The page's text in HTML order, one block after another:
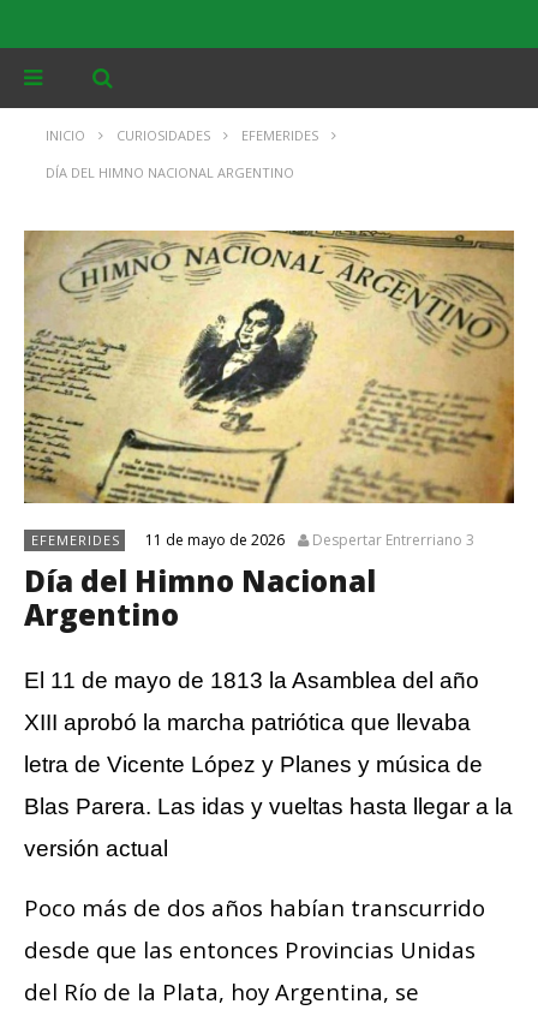
INICIO CURIOSIDADES EFEMERIDES
DÍA DEL HIMNO NACIONAL ARGENTINO
EFEMERIDES 11 de mayo de 2026 Despertar Entrerriano 3
Día del Himno Nacional
Argentino
El 11 de mayo de 1813 la Asamblea del año
XIII aprobó la marcha patriótica que llevaba
letra de Vicente López y Planes y música de
Blas Parera. Las idas y vueltas hasta llegar a la
versión actual
Poco más de dos años habían transcurrido
desde que las entonces Provincias Unidas
del Río de la Plata, hoy Argentina, se